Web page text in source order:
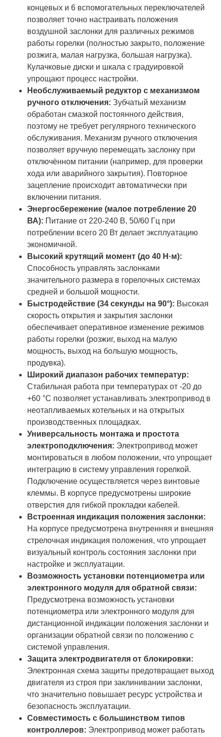
концевых и 6 вспомогательных переключателей
позволяет точно настраивать положения
воздушной заслонки для различных режимов
работы горелки (полностью закрыто, положение
розжига, малая нагрузка, большая нагрузка).
Кулачковые диски и шкала с градуировкой
упрощают процесс настройки.
Необслуживаемый редуктор с механизмом
ручного отключения: Зубчатый механизм
обработан смазкой постоянного действия,
поэтому не требует регулярного технического
обслуживания. Механизм ручного отключения
позволяет вручную перемещать заслонку при
отключённом питании (например, для проверки
хода или аварийного закрытия). Повторное
зацепление происходит автоматически при
включении питания.
Энергосбережение (малое потребление 20
ВА): Питание от 220-240 В, 50/60 Гц при
потреблении всего 20 Вт делает эксплуатацию
экономичной.
Высокий крутящий момент (до 40 Н·м):
Способность управлять заслонками
значительного размера в горелочных системах
средней и большой мощности.
Быстродействие (34 секунды на 90°): Высокая
скорость открытия и закрытия заслонки
обеспечивает оперативное изменение режимов
работы горелки (розжиг, выход на малую
мощность, выход на большую мощность,
продувка).
Широкий диапазон рабочих температур:
Стабильная работа при температурах от -20 до
+60 °C позволяет устанавливать электропривод в
неотапливаемых котельных и на открытых
производственных площадках.
Универсальность монтажа и простота
электроподключения: Электропривод может
монтироваться в любом положении, что упрощает
интеграцию в систему управления горелкой.
Подключение осуществляется через винтовые
клеммы. В корпусе предусмотрены широкие
отверстия для гибкой прокладки кабелей.
Встроенная индикация положения заслонки:
На корпусе предусмотрена внутренняя и внешняя
стрелочная индикация положения, что упрощает
визуальный контроль состояния заслонки при
настройке и эксплуатации.
Возможность установки потенциометра или
электронного модуля для обратной связи:
Предусмотрена возможность установки
потенциометра или электронного модуля для
дистанционной индикации положения заслонки и
организации обратной связи по положению с
системой управления.
Защита электродвигателя от блокировки:
Электронная схема защиты предотвращает выход
двигателя из строя при заклинивании заслонки,
что значительно повышает ресурс устройства и
безопасность эксплуатации.
Совместимость с большинством типов
контроллеров: Электропривод может работать